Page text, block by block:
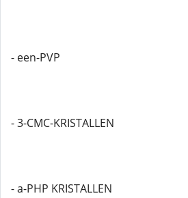
- een-PVP
- 3-CMC-KRISTALLEN
- a-PHP KRISTALLEN